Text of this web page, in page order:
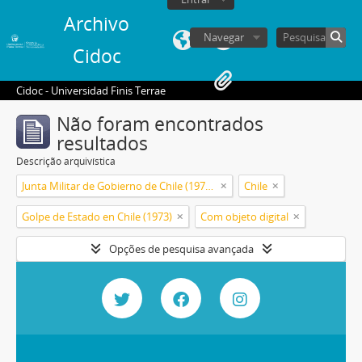
Archivo
Cidoc
Navegar
Cidoc - Universidad Finis Terrae
Não foram encontrados
resultados
Descrição arquivística
Junta Militar de Gobierno de Chile (1973-1990) Chile
Golpe de Estado en Chile (1973) Com objeto digital
Opções de pesquisa avançada